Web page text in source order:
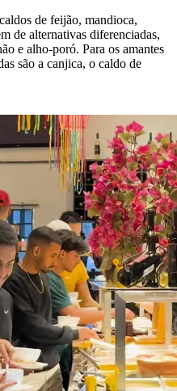
de feijão, mandioca,
de alternativas diferenciadas,
e alho-poró. Para os amantes
são a canjica, o caldo de